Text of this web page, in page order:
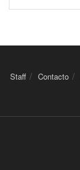
Staff Contacto